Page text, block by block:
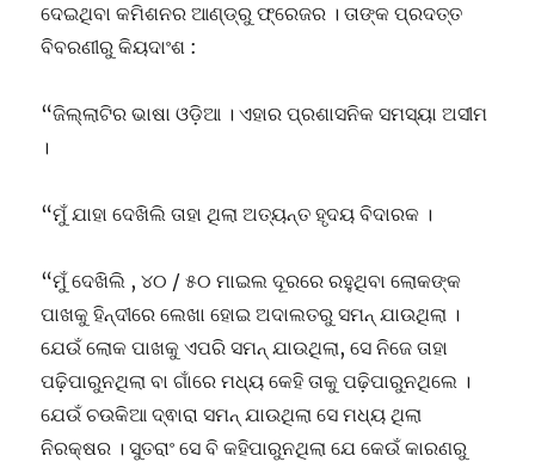
ଦେଇଥିବା କମିଶନର ଆଣ୍ଡ୍ରୁ ଫ୍ରେଜର । ତାଙ୍କ ପ୍ରଦତ୍ତ
ବିବରଣୀରୁ କିୟଦାଂଶ :
“ଜିଲ୍ଲାଟିର ଭାଷା ଓଡ଼ିଆ । ଏହାର ପ୍ରଶାସନିକ ସମସ୍ୟା ଅସୀମ
।
“ମୁଁ ଯାହା ଦେଖିଲି ତାହା ଥିଲା ଅତ୍ୟନ୍ତ ହୃଦୟ ବିଦାରକ ।
“ମୁଁ ଦେଖିଲି , ୪୦ / ୫୦ ମାଇଲ ଦୂରରେ ରହୁଥିବା ଲୋକଙ୍କ
ପାଖକୁ ହିନ୍ଦୀରେ ଲେଖା ହୋଇ ଅଦାଲତରୁ ସମନ୍ ଯାଉଥିଲା ।
ଯେଉଁ ଲୋକ ପାଖକୁ ଏପରି ସମନ୍ ଯାଉଥିଲା, ସେ ନିଜେ ତାହା
ପଢ଼ିପାରୁନଥିଲା ବା ଗାଁରେ ମଧ୍ୟ କେହି ତାକୁ ପଢ଼ିପାରୁନଥିଲେ ।
ଯେଉଁ ଚଉକିଆ ଦ୍ଵାରା ସମନ୍ ଯାଉଥିଲା ସେ ମଧ୍ୟ ଥିଲା
ନିରକ୍ଷର । ସୁତରାଂ ସେ ବି କହିପାରୁନଥିଲା ଯେ କେଉଁ କାରଣରୁ